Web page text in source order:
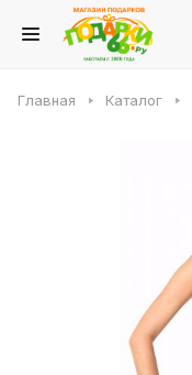
Главная Каталог